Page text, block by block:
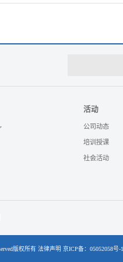
活动
公司动态
培训授课
社会活动
版权所有 法律声明京ICP备：05052058号-1